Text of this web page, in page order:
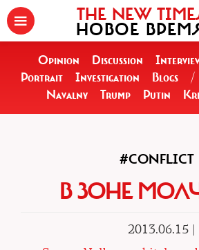
THE NEW
НОВОЕ
Opinion Discussion
Portrait
Investigation Blogs /
Navalny
Trump Putin
#CONFLICT
В ЗОНЕ
2013.06.15 |